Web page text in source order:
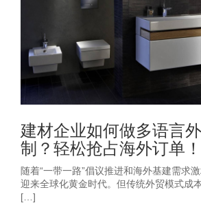
建材企业如何做多语言
制？轻松抢占海外订单！
随着“一带一路”倡议推进和海外基建需求
迎来全球化黄金时代。但传统外贸模式成
[…]